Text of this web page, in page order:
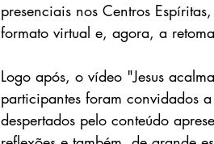
presenciais nos Centros
formato virtual e, agora, a
Logo após, o vídeo "Jesus
participantes foram convidados
despertados pelo conteúdo